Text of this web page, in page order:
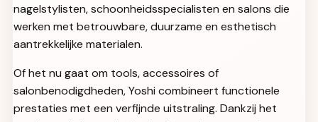
nagelstylisten, schoonheidsspecialisten en salons die
werken met betrouwbare, duurzame en esthetisch
aantrekkelijke materialen.
Of het nu gaat om tools, accessoires of
salonbenodigdheden, Yoshi combineert functionele
prestaties met een verfijnde uitstraling. Dankzij het